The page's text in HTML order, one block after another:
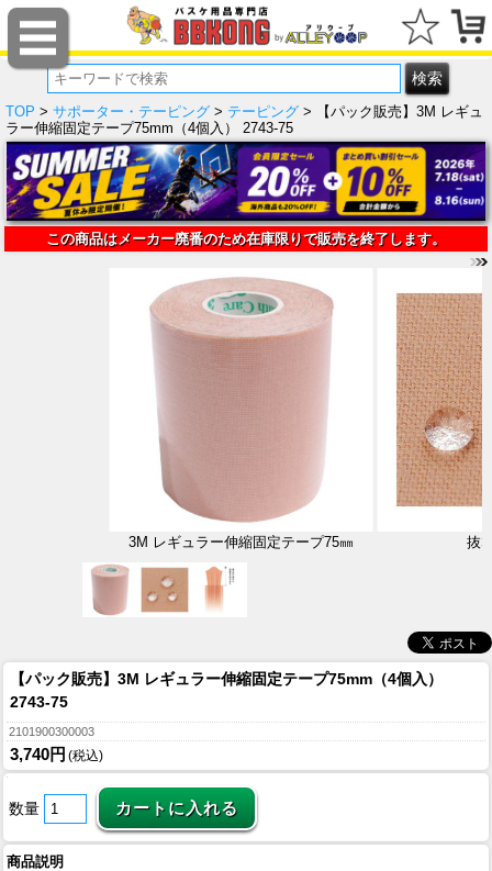
TOP > サポーター・テーピング > テーピング > 【パック販売】3M レギュ
ラー伸縮固定テープ75mm（4個入） 2743-75
この商品はメーカー廃番のため在庫限りで販売を終了します。
3M レギュラー伸縮固定テープ75㎜ 抜
【パック販売】3M レギュラー伸縮固定テープ75mm（4個入）
2743-75
2101900300003
3,740円 (税込)
数量
商品説明